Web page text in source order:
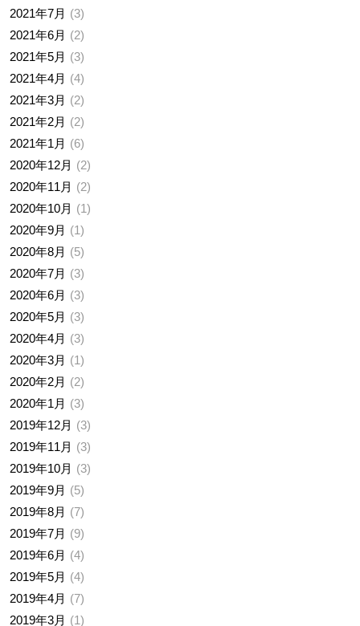
2021年7月
3
2021年6月
2
2021年5月
3
2021年4月
4
2021年3月
2
2021年2月
2
2021年1月
6
2020年12月
2
2020年11月
2
2020年10月
1
2020年9月
1
2020年8月
5
2020年7月
3
2020年6月
3
2020年5月
3
2020年4月
3
2020年3月
1
2020年2月
2
2020年1月
3
2019年12月
3
2019年11月
3
2019年10月
3
2019年9月
5
2019年8月
7
2019年7月
9
2019年6月
4
2019年5月
4
2019年4月
7
2019年3月
1